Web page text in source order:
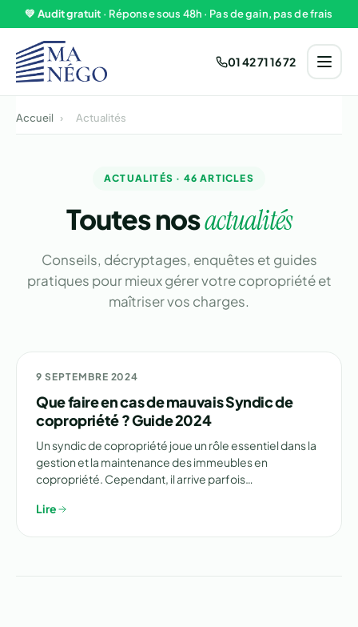
Aller au contenu
💚 Audit gratuit · Réponse sous 48h · Pas de gain, pas de frais
01 42 71 16 72
Accueil › Actualités
ACTUALITÉS · 46 ARTICLES
Toutes nosactualités
Conseils, décryptages, enquêtes et guides
pratiques pour mieux gérer votre copropriété et
maîtriser vos charges.
⚠️ GUIDE
9 SEPTEMBRE 2024
Que faire en cas de mauvais Syndic de
copropriété ? Guide 2024
Un syndic de copropriété joue un rôle essentiel dans la
gestion et la maintenance des immeubles en
copropriété. Cependant, il arrive parfois…
Lire